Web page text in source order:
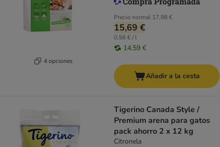
4 opciones
Precio normal 17,98 €
15,69 €
0,56 € / l
14,59 €
Añadir a la cesta
Tigerino Canada Style /
Premium arena para gatos
pack ahorro 2 x 12 kg
Citronela